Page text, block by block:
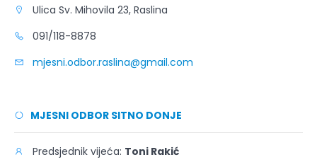
Ulica Sv. Mihovila 23, Raslina
091/118-8878
mjesni.odbor.raslina@gmail.com
MJESNI ODBOR SITNO DONJE
Predsjednik vijeća: Toni Rakić